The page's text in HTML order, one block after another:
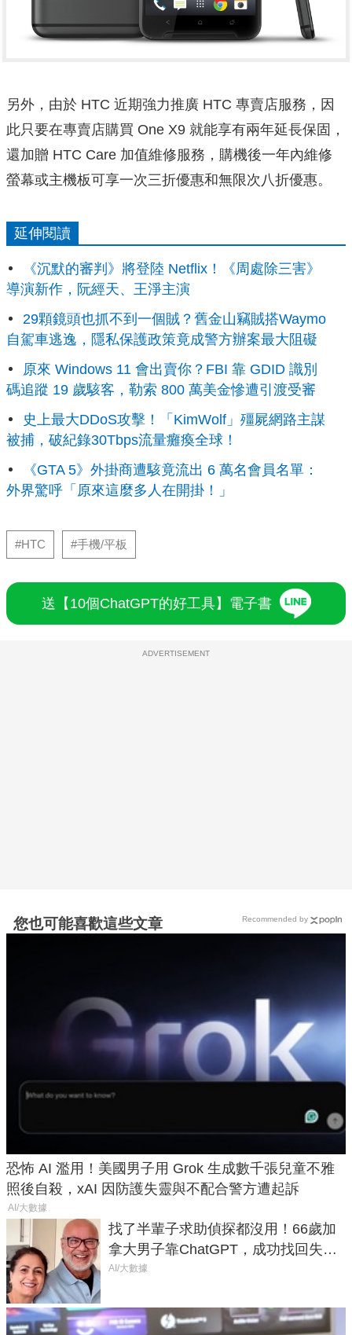
另外，由於 HTC 近期強力推廣 HTC 專賣店服務，因
此只要在專賣店購買 One X9 就能享有兩年延長保固，
還加贈 HTC Care 加值維修服務，購機後一年內維修
螢幕或主機板可享一次三折優惠和無限次八折優惠。
延伸閱讀
《沉默的審判》將登陸 Netflix！《周處除三害》
導演新作，阮經天、王淨主演
29顆鏡頭也抓不到一個賊？舊金山竊賊搭Waymo
自駕車逃逸，隱私保護政策竟成警方辦案最大阻礙
原來 Windows 11 會出賣你？FBI 靠 GDID 識別
碼追蹤 19 歲駭客，勒索 800 萬美金慘遭引渡受審
史上最大DDoS攻擊！「KimWolf」殭屍網路主謀
被捕，破紀錄30Tbps流量癱瘓全球！
《GTA 5》外掛商遭駭竟流出 6 萬名會員名單：
外界驚呼「原來這麼多人在開掛！」
#HTC #手機/平板
送【10個ChatGPT的好工具】電子書
ADVERTISEMENT
您也可能喜歡這些文章
恐怖 AI 濫用！美國男子用 Grok 生成數千張兒童不雅
照後自殺，xAI 因防護失靈與不配合警方遭起訴
AI/大數據
找了半輩子求助偵探都沒用！66歲加
拿大男子靠ChatGPT，成功找回失散
50年家人
AI/大數據
Recommended by